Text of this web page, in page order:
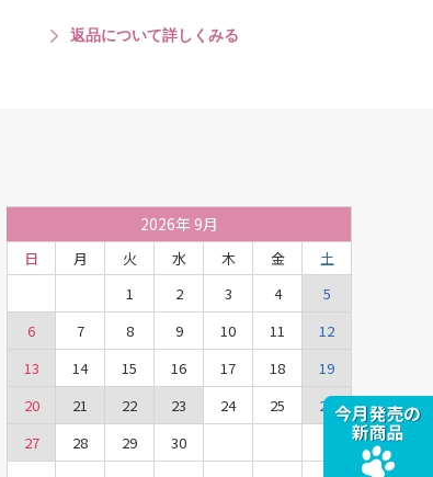
返品について詳しくみる
2026年 9月
日 月 火 水 木 金
土
1
2 3 4
5
6
7 8 9 10 11
12
13
14 15 16 17 18
19
20
21 22 23 24 25
26
27
28 29 30